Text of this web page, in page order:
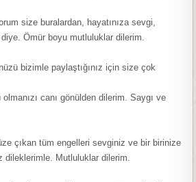
size buralardan, hayatınıza sevgi,
Ömür boyu mutluluklar dilerim.
bizimle paylaştığınız için size çok
canı gönülden dilerim. Saygı ve
çıkan tüm engelleri sevginiz ve bir birinize
dileklerimle. Mutluluklar dilerim.